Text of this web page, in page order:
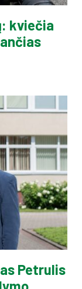
kviečia
Petrulis